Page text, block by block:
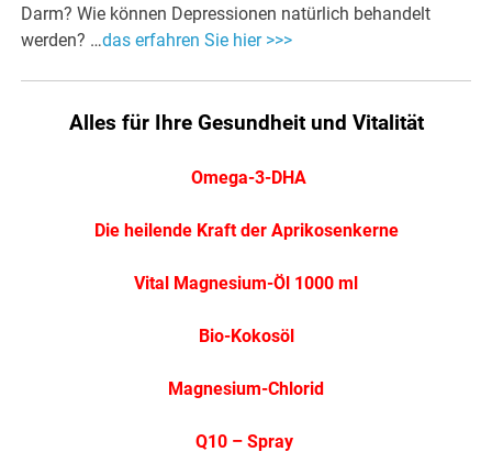
Darm? Wie können Depressionen natürlich behandelt
werden? …das erfahren Sie hier >>>
Alles für Ihre Gesundheit und Vitalität
Omega-3-DHA
Die heilende Kraft der Aprikosenkerne
Vital Magnesium-Öl 1000 ml
Bio-Kokosöl
Magnesium-Chlorid
Q10 – Spray